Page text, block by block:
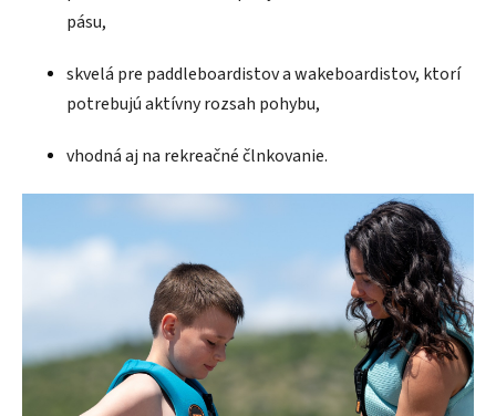
pásu,
skvelá pre paddleboardistov a wakeboardistov, ktorí
potrebujú aktívny rozsah pohybu,
vhodná aj na rekreačné člnkovanie.